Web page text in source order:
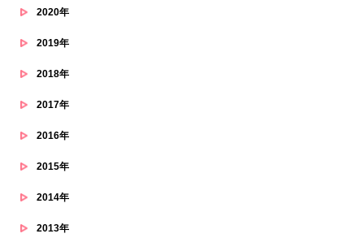
2020年
2019年
2018年
2017年
2016年
2015年
2014年
2013年